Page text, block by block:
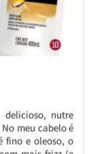
delicioso, nutre
meu cabelo é
fino e oleoso, o